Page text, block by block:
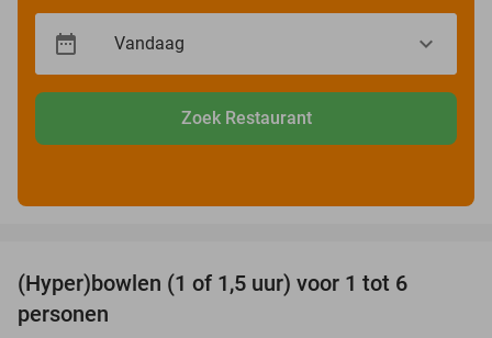
Zoek Restaurant
(Hyper)bowlen (1 of 1,5 uur) voor 1 tot 6
personen